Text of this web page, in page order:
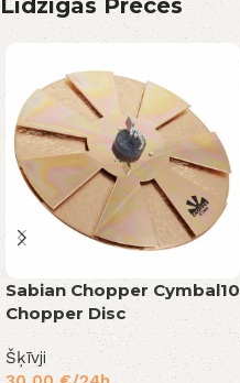
Līdzīgas Preces
Sabian Chopper Cymbal10
Chopper Disc
Šķīvji